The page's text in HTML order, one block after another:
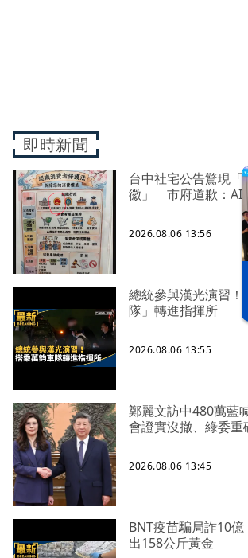
之下
即時新聞
台中社宅公告驚現「
徽」 市府道歉：AI
2026.08.06 13:56
總統參與漢光演習
隊」轉進指揮所
2026.08.06 13:55
鄭麗文訪中480萬
會證實沒撤、綠委重
2026.08.06 13:45
BNT疫苗騙局詐10
出158公斤黃金